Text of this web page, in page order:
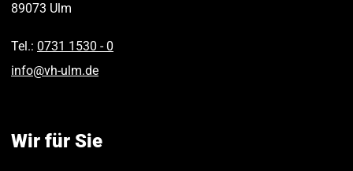
89073 Ulm
Tel.: 0731 1530 ‑ 0
info@vh-ulm.de
Wir für Sie